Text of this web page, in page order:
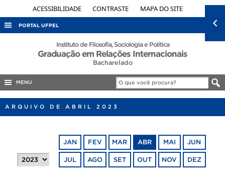
ACESSIBILIDADE CONTRASTE MAPA DO SITE
PORTAL UFPEL
ACESSO À INFORMAÇÃO
PORTARIAS
Instituto de Filosofia, Sociologia e Política
Graduação em Relações Internacionais
Bacharelado
MENU
ARQUIVO DE ABRIL 2023
JAN FEV MAR ABR MAI JUN
JUL AGO SET OUT NOV DEZ